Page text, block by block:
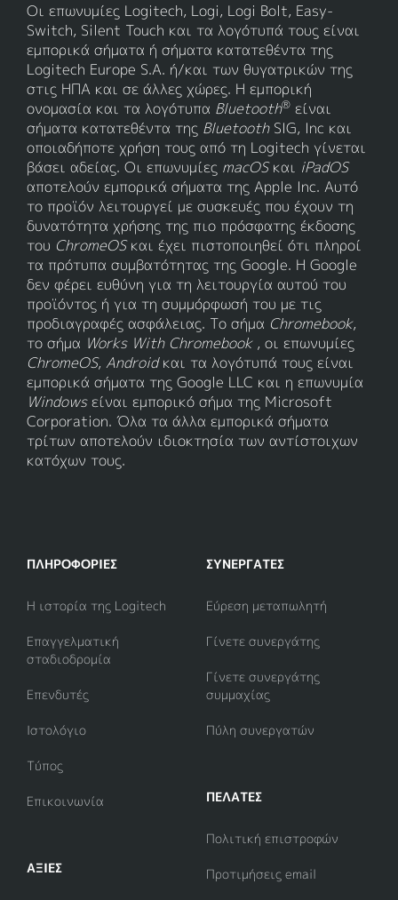
Οι επωνυμίες Logitech, Logi, Logi Bolt, Easy-
Switch, Silent Touch και τα λογότυπά τους είναι
εμπορικά σήματα ή σήματα κατατεθέντα της
Logitech Europe S.A. ή/και των θυγατρικών της
στις ΗΠΑ και σε άλλες χώρες. Η εμπορική
ονομασία και τα λογότυπα Bluetooth® είναι
σήματα κατατεθέντα της BluetoothSIG, Inc και
οποιαδήποτε χρήση τους από τη Logitech γίνεται
βάσει αδείας. Οι επωνυμίες macOSκαι iPadOS
αποτελούν εμπορικά σήματα της Apple Inc. Αυτό
το προϊόν λειτουργεί με συσκευές που έχουν τη
δυνατότητα χρήσης της πιο πρόσφατης έκδοσης
του ChromeOSκαι έχει πιστοποιηθεί ότι πληροί
τα πρότυπα συμβατότητας της Google. Η Google
δεν φέρει ευθύνη για τη λειτουργία αυτού του
προϊόντος ή για τη συμμόρφωσή του με τις
προδιαγραφές ασφάλειας. Το σήμα Chromebook,
το σήμα Works With Chromebook, οι επωνυμίες
ChromeOS, Androidκαι τα λογότυπά τους είναι
εμπορικά σήματα της Google LLC και η επωνυμία
Windowsείναι εμπορικό σήμα της Microsoft
Corporation. Όλα τα άλλα εμπορικά σήματα
τρίτων αποτελούν ιδιοκτησία των αντίστοιχων
κατόχων τους.
ΠΛΗΡΟΦΟΡΊΕΣ
Η ιστορία της Logitech
Επαγγελματική
σταδιοδρομία
Επενδυτές
Ιστολόγιο
Τύπος
Επικοινωνία
ΑΞΊΕΣ
ΣΥΝΕΡΓΆΤΕΣ
Εύρεση μεταπωλητή
Γίνετε συνεργάτης
Γίνετε συνεργάτης
συμμαχίας
Πύλη συνεργατών
ΠΕΛΑΤΕΣ
Πολιτική επιστροφών
Προτιμήσεις email